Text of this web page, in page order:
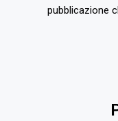
pubblicazione